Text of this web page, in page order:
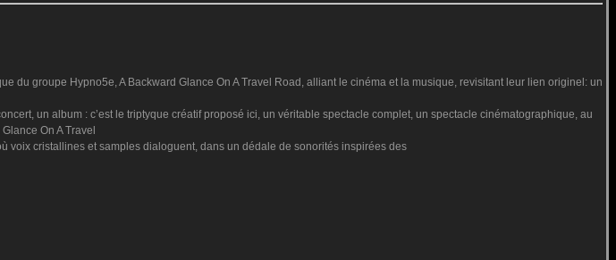
du groupe Hypno5e, A Backward Glance On A Travel Road, alliant le cinéma et la musique, revisitant leur lien originel: un
un album : c’est le triptyque créatif proposé ici, un véritable spectacle complet, un spectacle cinématographique, au
On A Travel
voix cristallines et samples dialoguent, dans un dédale de sonorités inspirées des